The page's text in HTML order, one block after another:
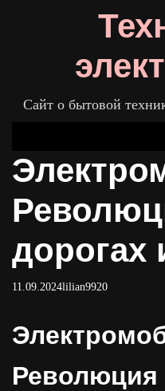
Сайт о бытовой
дорогах
11.09.2024lilian9920
Революция